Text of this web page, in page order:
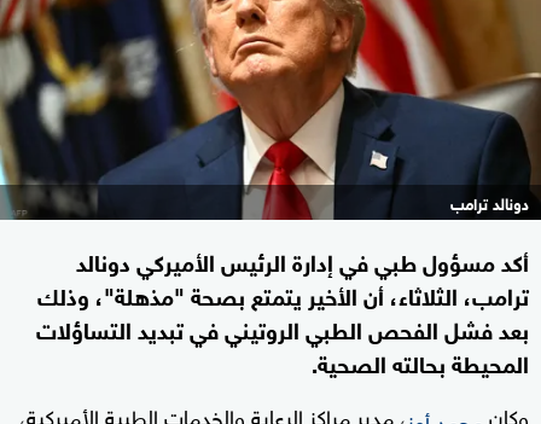
دونالد ترامب
أكد مسؤول طبي في إدارة الرئيس الأميركي دونالد
ترامب، الثلاثاء، أن الأخير يتمتع بصحة "مذهلة"، وذلك
بعد فشل الفحص الطبي الروتيني في تبديد التساؤلات
المحيطة بحالته الصحية.
وكان
، مدير مراكز الرعاية والخدمات الطبية الأميركية،